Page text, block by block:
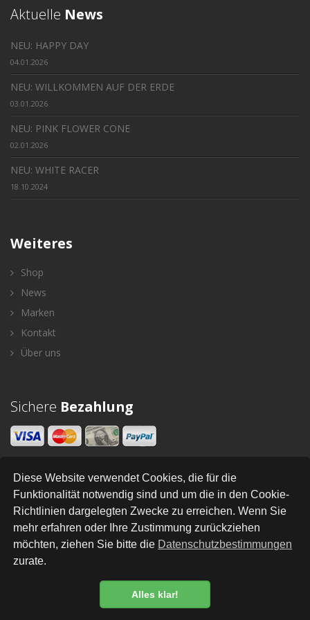
Datenschutzbestimmung
Diese Website verwendet Cookies, die für die
Funktionalität notwendig sind und um die in den Cookie-
Richtlinien dargelegten Zwecke zu erreichen. Wenn Sie
mehr erfahren oder Ihre Zustimmung zurückziehen
möchten, ziehen Sie bitte die Datenschutzbestimmungen
zurate.
Alles klar!
Aktuelle News
NEU: HAPPY DAY
04.01.2026
NEU: WILLKOMMEN AUF DER ERDE
03.01.2026
NEU: PINK FLOWER CONE
02.01.2026
NEU: WHITE RACER
18.10.2024
Weiteres
Shop
News
Marken
Kontakt
Über uns
Sichere Bezahlung
Newsletter
SENDEN
Impressum•Versand•Kontakt•